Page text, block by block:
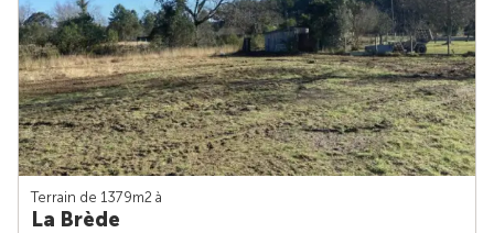
Terrain de 1379m2 à
La Brède